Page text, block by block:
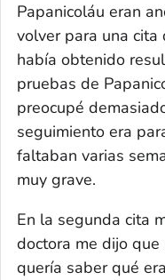
Papanicoláu eran
volver para una cita
había obtenido
pruebas de
preocupé
seguimiento era
faltaban varias
muy grave.
En la segunda cita
doctora me dijo
quería saber qué